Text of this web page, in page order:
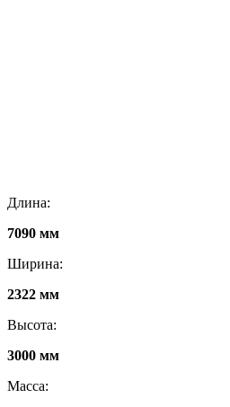
Длина:
7090 мм
Ширина:
2322 мм
Высота:
3000 мм
Масса: